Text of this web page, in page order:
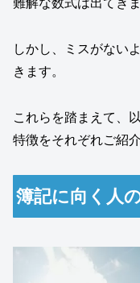
難解な数式は出てき
しかし、ミスがない
きます。
これらを踏まえて、
特徴をそれぞれご紹
簿記に向く人